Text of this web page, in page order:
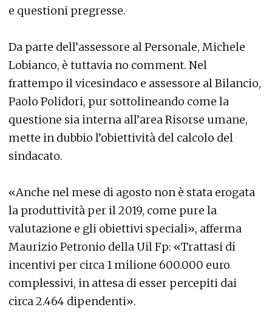
e questioni pregresse.
Da parte dell’assessore al Personale, Michele
Lobianco, è tuttavia no comment. Nel
frattempo il vicesindaco e assessore al Bilancio,
Paolo Polidori, pur sottolineando come la
questione sia interna all’area Risorse umane,
mette in dubbio l’obiettività del calcolo del
sindacato.
«Anche nel mese di agosto non è stata erogata
la produttività per il 2019, come pure la
valutazione e gli obiettivi speciali», afferma
Maurizio Petronio della Uil Fp: «Trattasi di
incentivi per circa 1 milione 600.000 euro
complessivi, in attesa di esser percepiti dai
circa 2.464 dipendenti».